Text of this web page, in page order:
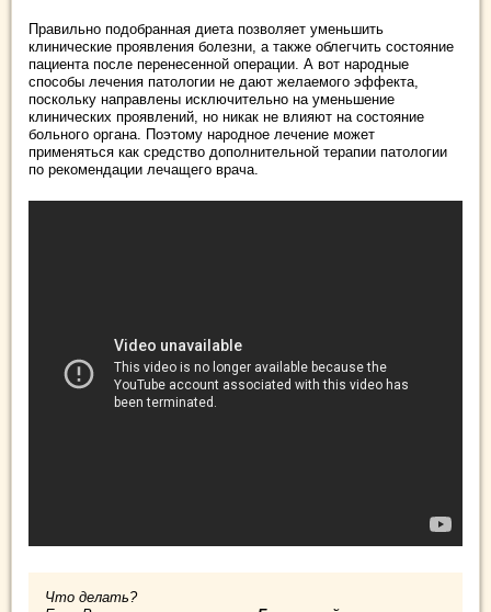
Правильно подобранная диета позволяет уменьшить
клинические проявления болезни, а также облегчить состояние
пациента после перенесенной операции. А вот народные
способы лечения патологии не дают желаемого эффекта,
поскольку направлены исключительно на уменьшение
клинических проявлений, но никак не влияют на состояние
больного органа. Поэтому народное лечение может
применяться как средство дополнительной терапии патологии
по рекомендации лечащего врача.
Что делать?